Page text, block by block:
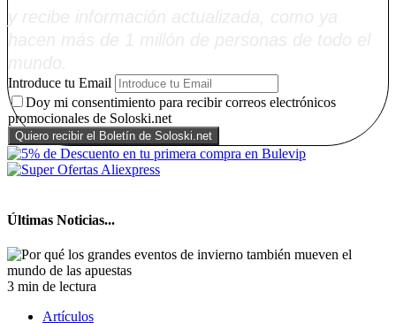
Introduce tu Email
Doy mi consentimiento para recibir correos electrónicos
promocionales de Soloski.net
Últimas Noticias...
3 min de lectura
Artículos